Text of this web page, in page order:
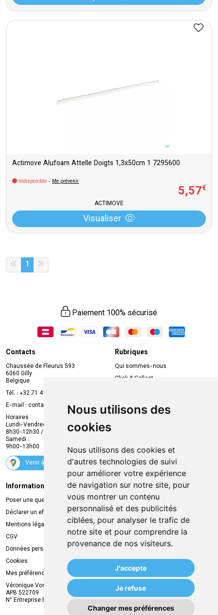
Nous utilisons des
cookies
Nous utilisons des cookies et
d'autres technologies de suivi
pour améliorer votre expérience
de navigation sur notre site, pour
vous montrer un contenu
personnalisé et des publicités
ciblées, pour analyser le trafic de
notre site et pour comprendre la
provenance de nos visiteurs.
J'accepte
Je refuse
Changer mes préférences
Actimove Alufoam Attelle Doigts 1,3x50cm 1 7295600
Indisponible - Me prévenir
5,57€
ACTIMOVE
Visualiser
1
Paiement 100% sécurisé
Contacts
Chaussée de Fleurus 593
6060 Gilly
Belgique
Tél. : +32 71 41 32 10
E-mail : contact
mvapharma.be
Horaires
Lundi-Vendredi :
8h30-12h30 / 13h30-18h30
Samedi :
9h00-13h00
Venir à la pharmacie
Rubriques
Qui sommes-nous
Click & Collect
Compte professionnel
Envoi d’ordonnance
Suivez-nous
Informations légales
Poser une question
Déclarer un effet indésirable
Mentions légales
CGV
Données personnelles
Cookies
Mes préférences Cookies
Véronique Vos
APB 522709
N° Entreprise BE0749.944.612
Livraison
Retrait à la pharmacie
Livraison chez vous
Livraison dans un Point Relais